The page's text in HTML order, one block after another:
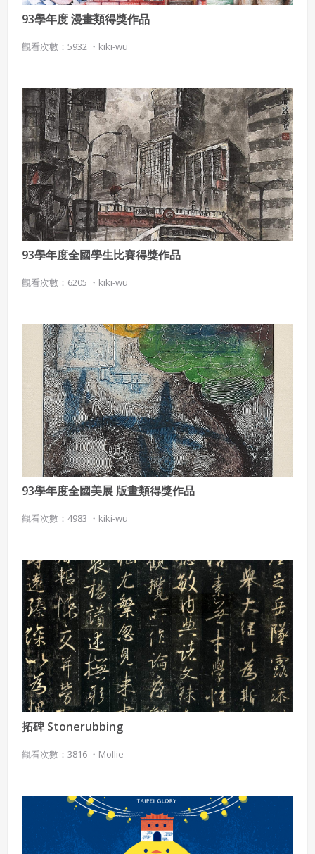
93學年度 漫畫類得獎作品
觀看次數：5932 ・ kiki-wu
93學年度全國學生比賽得獎作品
觀看次數：6205 ・ kiki-wu
93學年度全國美展 版畫類得獎作品
觀看次數：4983 ・ kiki-wu
拓碑 Stonerubbing
觀看次數：3816 ・ Mollie